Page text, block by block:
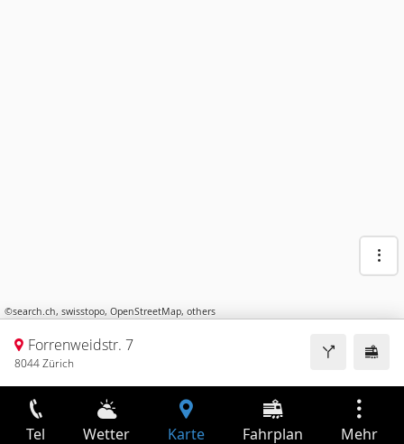
©search.ch, swisstopo, OpenStreetMap, others
Forrenweidstr. 7
8044 Zürich
Tel Wetter Karte Fahrplan Mehr